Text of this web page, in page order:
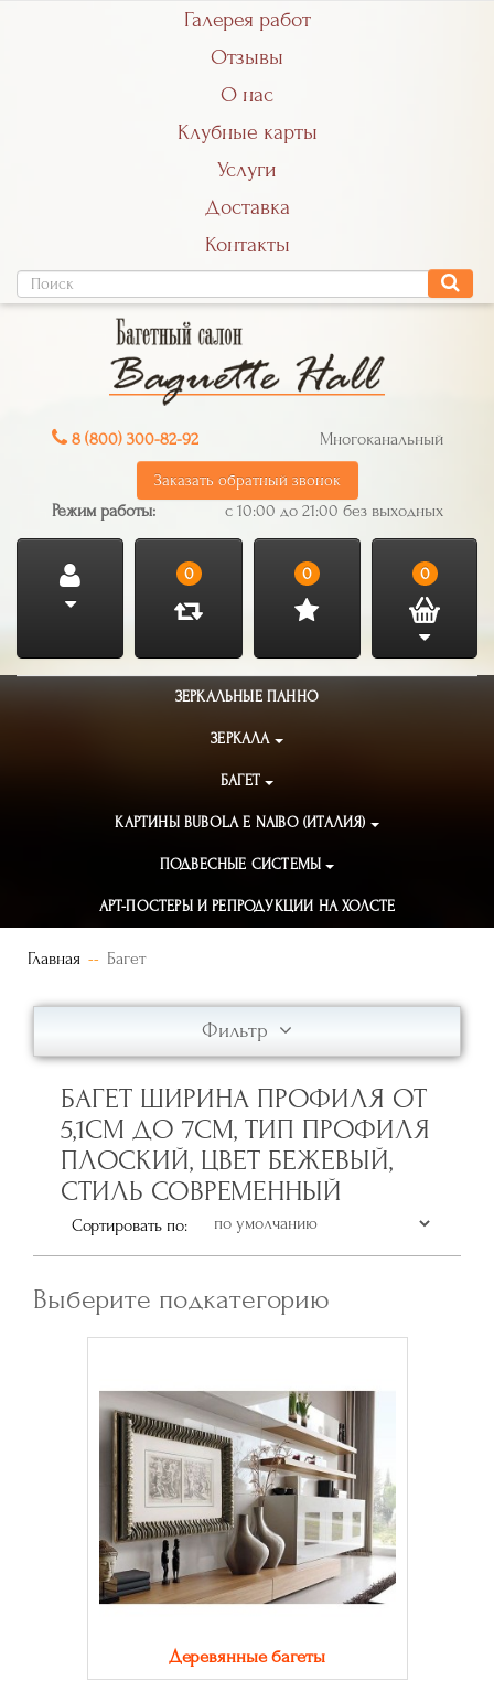
Галерея работ
Отзывы
О нас
Клубные карты
Услуги
Доставка
Контакты
8 (800) 300-82-92 Многоканальный
Заказать обратный звонок
Режим работы: с 10:00 до 21:00 без выходных
0 0 0
ЗЕРКАЛЬНЫЕ ПАННО
ЗЕРКАЛА
БАГЕТ
КАРТИНЫ BUBOLA E NAIBO (ИТАЛИЯ)
ПОДВЕСНЫЕ СИСТЕМЫ
АРТ-ПОСТЕРЫ И РЕПРОДУКЦИИ НА ХОЛСТЕ
Главная Багет
Фильтр
БАГЕТ ШИРИНА ПРОФИЛЯ ОТ
5,1СМ ДО 7СМ, ТИП ПРОФИЛЯ
ПЛОСКИЙ, ЦВЕТ БЕЖЕВЫЙ,
СТИЛЬ СОВРЕМЕННЫЙ
Сортировать по:
Выберите подкатегорию
Деревянные багеты